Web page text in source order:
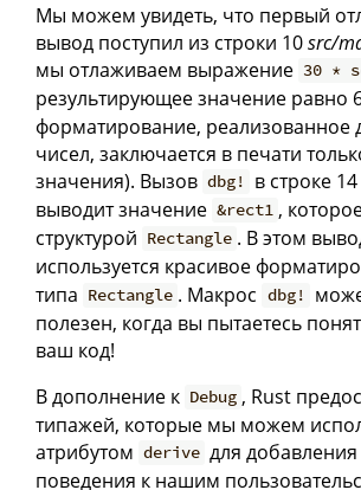
Мы можем увидеть, что первый
вывод поступил из строки 10src/
мы отлаживаем выражение 30 *
результирующее значение равно
форматирование, реализованное
чисел, заключается в печати
значения). Вызов dbg! в строке
выводит значение &rect1 ,
структурой Rectangle . В этом
используется красивое
типа Rectangle . Макрос dbg!
полезен, когда вы пытаетесь
ваш код!
В дополнение к Debug , Rust
типажей, которые мы можем
атрибутом derive для
поведения к нашим